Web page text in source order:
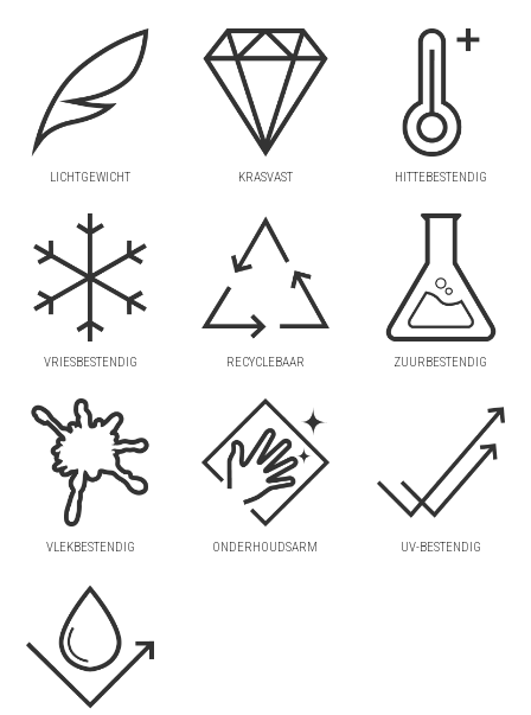
LICHTGEWICHT KRASVAST HITTEBESTENDIG
VRIESBESTENDIG RECYCLEBAAR ZUURBESTENDIG
VLEKBESTENDIG ONDERHOUDSARM UV-BESTENDIG